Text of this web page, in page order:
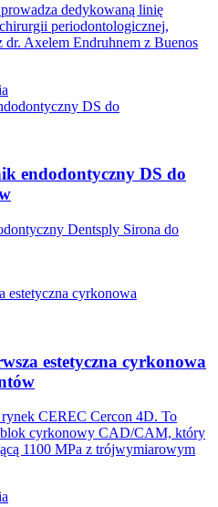
dedykowaną linię
periodontologicznej,
dr. Axelem Endruhnem z Buenos
endodontyczny DS do
Dentsply Sirona do
estetyczna cyrkonowa
CEREC Cercon 4D. To
blok cyrkonowy CAD/CAM, który
1100 MPa z trójwymiarowym